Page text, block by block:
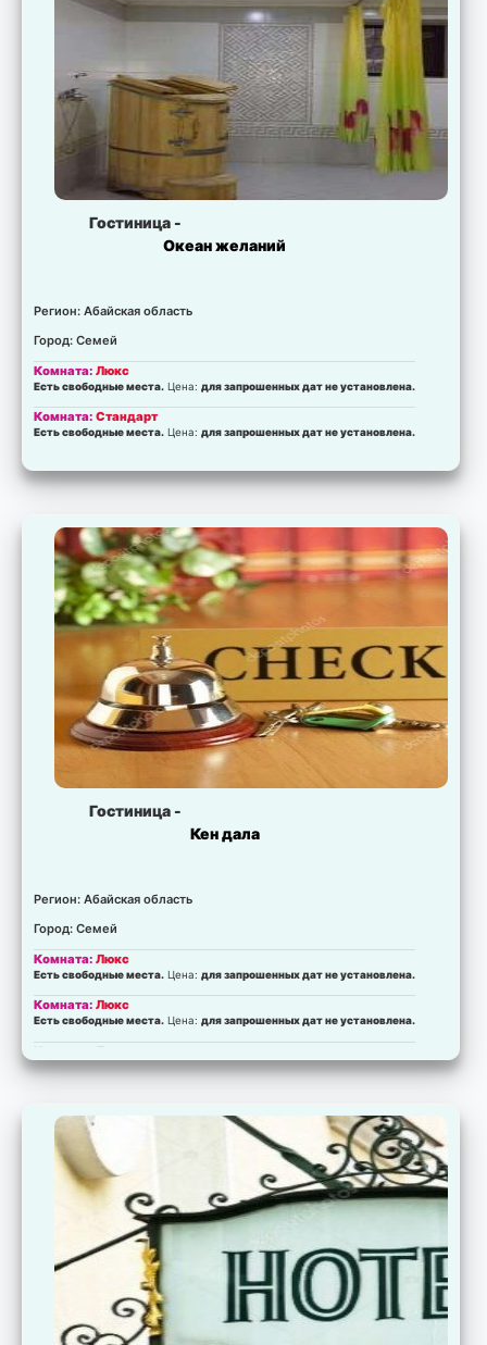
Комната:стандарт многоместный
для запрошенных дат не установлена.
Гостиница -
Океан желаний
Регион: Абайская область
Город: Семей
Комната:Люкс
Есть свободные места. Цена:для запрошенных дат не установлена.
Комната:Стандарт
Есть свободные места. Цена:для запрошенных дат не установлена.
Гостиница -
Кен дала
Регион: Абайская область
Город: Семей
Комната:Люкс
Есть свободные места. Цена:для запрошенных дат не установлена.
Комната:Люкс
Есть свободные места. Цена:для запрошенных дат не установлена.
Комната: Полулюкс
Комната:
Есть свободные места. для запрошенных дат не установлена.